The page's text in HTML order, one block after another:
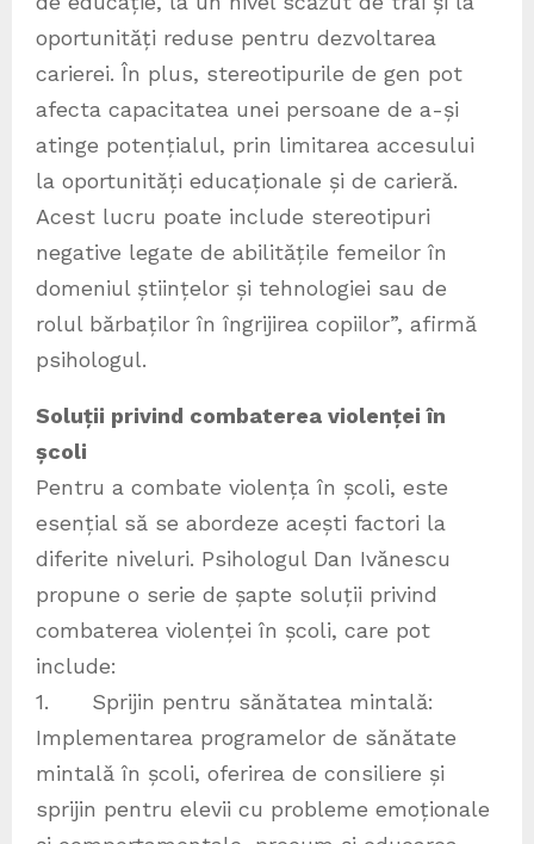
oportunități reduse pentru dezvoltarea
carierei. În plus, stereotipurile de gen pot
afecta capacitatea unei persoane de a-și
atinge potențialul, prin limitarea accesului
la oportunități educaționale și de carieră.
Acest lucru poate include stereotipuri
negative legate de abilitățile femeilor în
domeniul științelor și tehnologiei sau de
rolul bărbaților în îngrijirea copiilor”, afirmă
psihologul.
Soluții privind combaterea violenței în
școli
Pentru a combate violența în școli, este
esențial să se abordeze acești factori la
diferite niveluri. Psihologul Dan Ivănescu
propune o serie de șapte soluții privind
combaterea violenței în școli, care pot
include:
1. Sprijin pentru sănătatea mintală:
Implementarea programelor de sănătate
mintală în școli, oferirea de consiliere și
sprijin pentru elevii cu probleme emoționale